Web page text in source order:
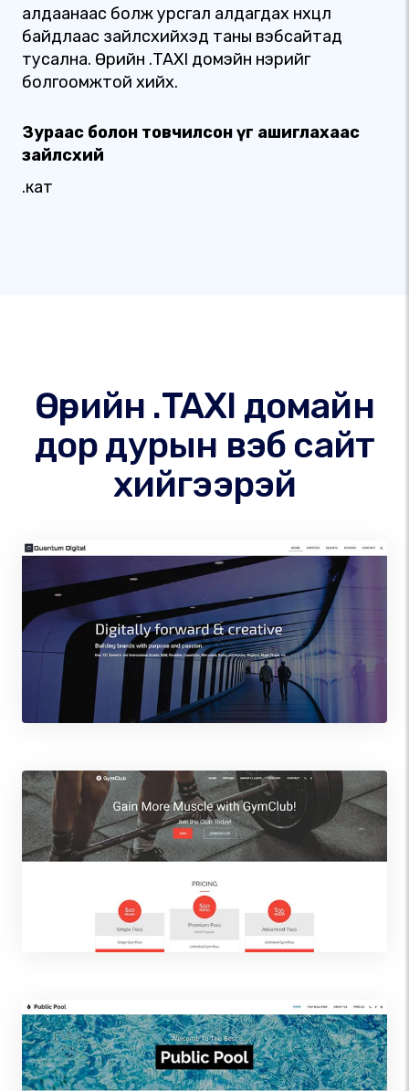
алдаанаас болж урсгал алдагдах нөхцөл
байдлаас зайлсхийхэд таны вэбсайтад
тусална. Өөрийн .TAXI домэйн нэрийг
болгоомжтой хийх.
Зураас болон товчилсон үг ашиглахаас
зайлсхий
.кат
Өөрийн .TAXI домайн
дор дурын вэб сайт
хийгээрэй